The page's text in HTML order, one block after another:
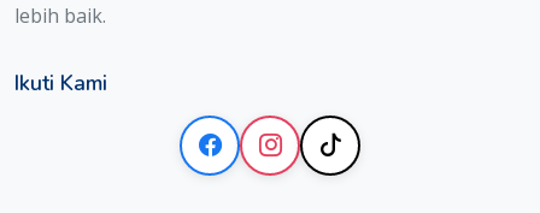
lebih baik.
Ikuti Kami